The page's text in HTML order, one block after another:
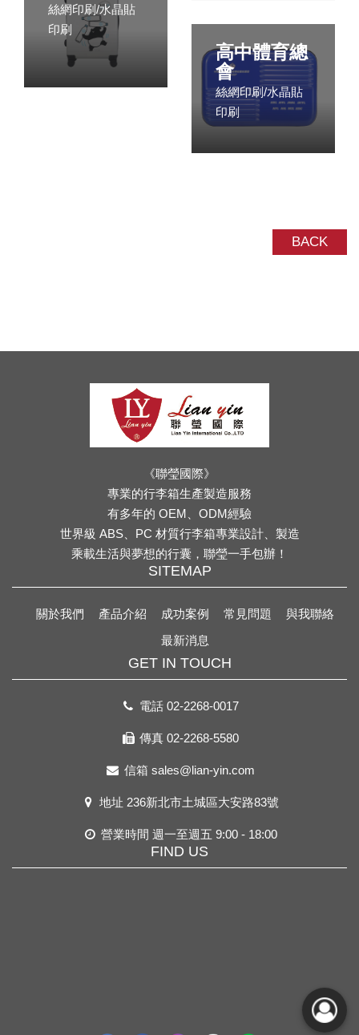
絲網印刷/水晶貼
印刷
高中體育總
會
絲網印刷/水晶貼
印刷
BACK
《聯瑩國際》
專業的行李箱生產製造服務
有多年的 OEM、ODM經驗
世界級 ABS、PC 材質行李箱專業設計、製造
乘載生活與夢想的行囊，聯瑩一手包辦！
SITEMAP
關於我們 產品介紹 成功案例 常見問題
與我聯絡
最新消息
GET IN TOUCH
電話 02-2268-0017
傳真 02-2268-5580
信箱 sales@lian-yin.com
地址 236新北市土城區大安路83號
營業時間 週一至週五 9:00 - 18:00
FIND US